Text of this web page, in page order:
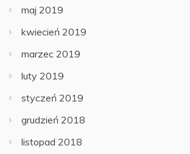
maj 2019
kwiecień 2019
marzec 2019
luty 2019
styczeń 2019
grudzień 2018
listopad 2018